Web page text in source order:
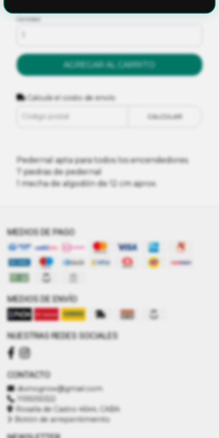
Cantidad
AGREGAR AL CARRITO
Calculá el costo de envío
CALCULAR
Pedernal apta para todos los encendedores.
7 piedras de pedernal
1 mecha de algodón de 12 cm aprox.
MEDIOS DE PAGO
MEDIOS DE ENVÍO
NUESTRAS REDES SOCIALES
CONTACTO
divinogrow@gmail.com
1159255322
Rosalía de Castro 4644, CABA
Botón de arrepentimiento